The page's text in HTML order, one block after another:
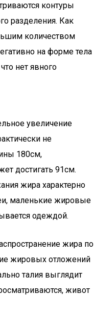
контуры
разделения. Как
количеством
на форме тела
нет явного
увеличение
не
180см,
достигать 91см.
жира характерно
маленькие жировые
одеждой.
жира по
жировых отложений
талия выглядит
живот